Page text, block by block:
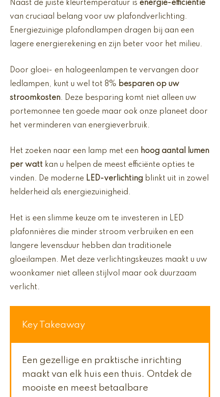
Naast de juiste kleurtemperatuur is energie-efficiëntie
van cruciaal belang voor uw plafondverlichting.
Energiezuinige plafondlampen dragen bij aan een
lagere energierekening en zijn beter voor het milieu.
Door gloei- en halogeenlampen te vervangen door
ledlampen, kunt u wel tot 8% besparen op uw
stroomkosten. Deze besparing komt niet alleen uw
portemonnee ten goede maar ook onze planeet door
het verminderen van energieverbruik.
Het zoeken naar een lamp met een hoog aantal lumen
per watt kan u helpen de meest efficiënte opties te
vinden. De moderne LED-verlichting blinkt uit in zowel
helderheid als energiezuinigheid.
Het is een slimme keuze om te investeren in LED
plafonnières die minder stroom verbruiken en een
langere levensduur hebben dan traditionele
gloeilampen. Met deze verlichtingskeuzes maakt u uw
woonkamer niet alleen stijlvol maar ook duurzaam
verlicht.
Key Takeaway
Een gezellige en praktische inrichting
maakt van elk huis een thuis. Ontdek de
mooiste en meest betaalbare